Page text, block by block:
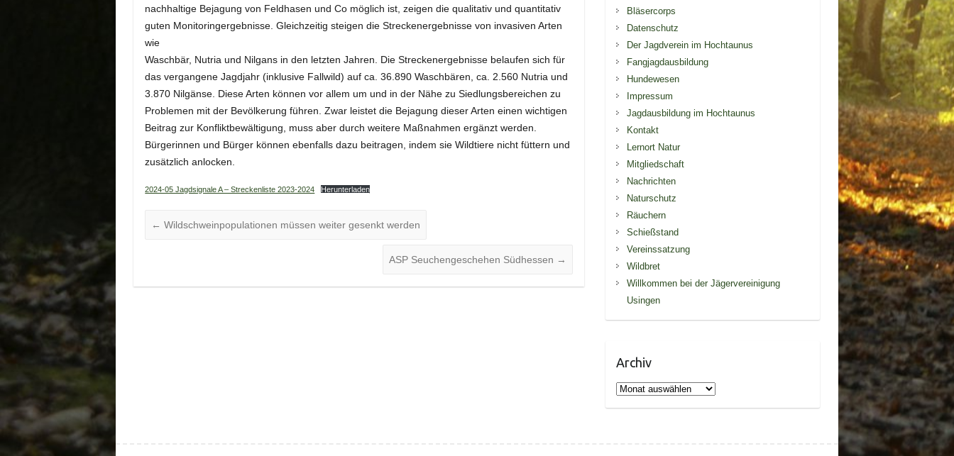
nachhaltige Bejagung von Feldhasen und Co möglich ist, zeigen die qualitativ und quantitativ
guten Monitoringergebnisse. Gleichzeitig steigen die Streckenergebnisse von invasiven Arten
wie
Waschbär, Nutria und Nilgans in den letzten Jahren. Die Streckenergebnisse belaufen sich für
das vergangene Jagdjahr (inklusive Fallwild) auf ca. 36.890 Waschbären, ca. 2.560 Nutria und
3.870 Nilgänse. Diese Arten können vor allem um und in der Nähe zu Siedlungsbereichen zu
Problemen mit der Bevölkerung führen. Zwar leistet die Bejagung dieser Arten einen wichtigen
Beitrag zur Konfliktbewältigung, muss aber durch weitere Maßnahmen ergänzt werden.
Bürgerinnen und Bürger können ebenfalls dazu beitragen, indem sie Wildtiere nicht füttern und
zusätzlich anlocken.
2024-05 Jagdsignale A – Streckenliste 2023-2024 Herunterladen
← Wildschweinpopulationen müssen weiter gesenkt werden
ASP Seuchengeschehen Südhessen →
Bläsercorps
Datenschutz
Der Jagdverein im Hochtaunus
Fangjagdausbildung
Hundewesen
Impressum
Jagdausbildung im Hochtaunus
Kontakt
Lernort Natur
Mitgliedschaft
Nachrichten
Naturschutz
Räuchern
Schießstand
Vereinssatzung
Wildbret
Willkommen bei der Jägervereinigung
Usingen
Archiv
Archiv